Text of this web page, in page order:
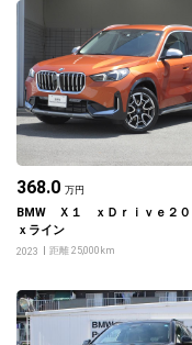
368.0 万円
BMW Ｘ１ ｘＤｒｉｖｅ２
ｘライン
2023 距離 25,000km